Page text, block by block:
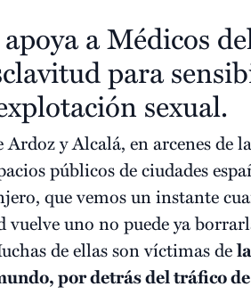
a Médicos
para
sexual.
y Alcalá, en arcenes de
públicos de ciudades
que vemos un instante
uno no puede ya
de ellas son víctimas dela
por detrás del tráfico